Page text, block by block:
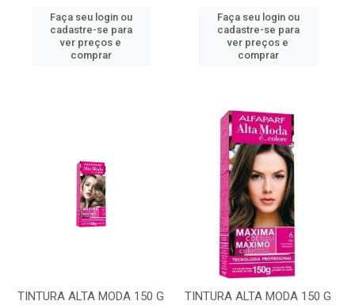
Faça seu login ou
cadastre-se para
ver preços e
comprar
Faça seu login ou
cadastre-se para
ver preços e
comprar
TINTURA ALTA MODA 150 G
TINTURA ALTA MODA 150 G